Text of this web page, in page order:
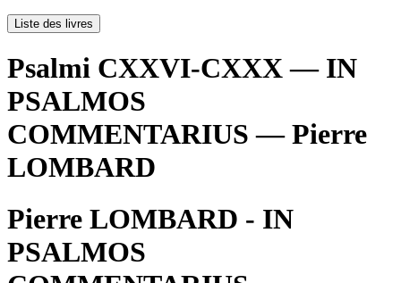
Liste des livres
Psalmi CXXVI-CXXX — IN
PSALMOS
COMMENTARIUS — Pierre
LOMBARD
Pierre LOMBARD - IN
PSALMOS